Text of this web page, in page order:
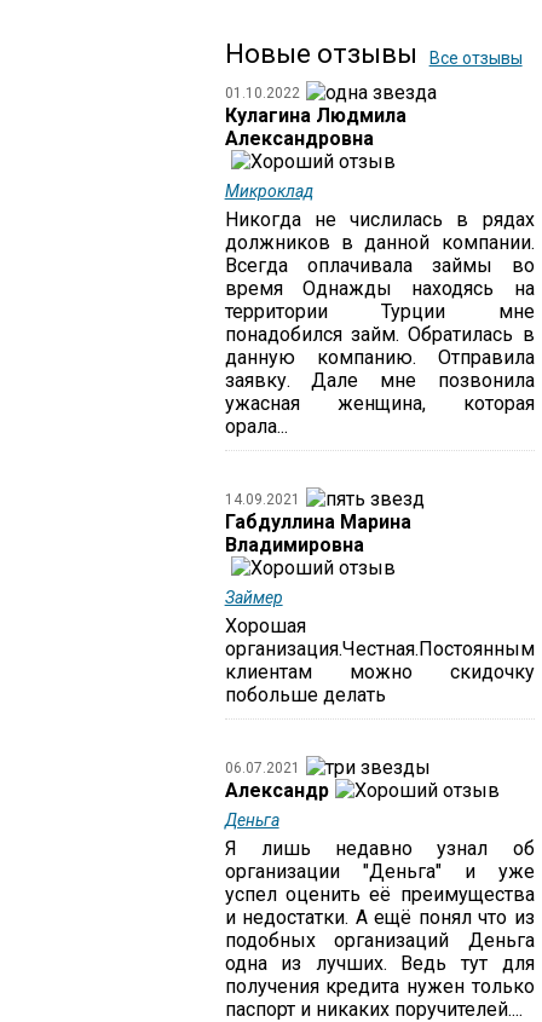
Новые отзывы Все отзывы
01.10.2022
Кулагина Людмила
Александровна
Микроклад
Никогда не числилась в рядах
должников в данной компании.
Всегда оплачивала займы во
время Однажды находясь на
территории Турции мне
понадобился займ. Обратилась в
данную компанию. Отправила
заявку. Дале мне позвонила
ужасная женщина, которая
орала...
14.09.2021
Габдуллина Марина
Владимировна
Займер
Хорошая
организация.Честная.Постоянным
клиентам можно скидочку
побольше делать
06.07.2021
Александр
Деньга
Я лишь недавно узнал об
организации "Деньга" и уже
успел оценить её преимущества
и недостатки. А ещё понял что из
подобных организаций Деньга
одна из лучших. Ведь тут для
получения кредита нужен только
паспорт и никаких поручителей....